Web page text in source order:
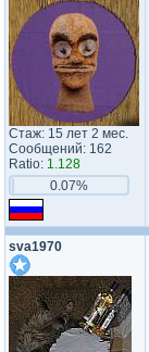
Стаж: 15 лет 2 мес.
Сообщений: 162
Ratio: 1.128
0.07%
sva1970